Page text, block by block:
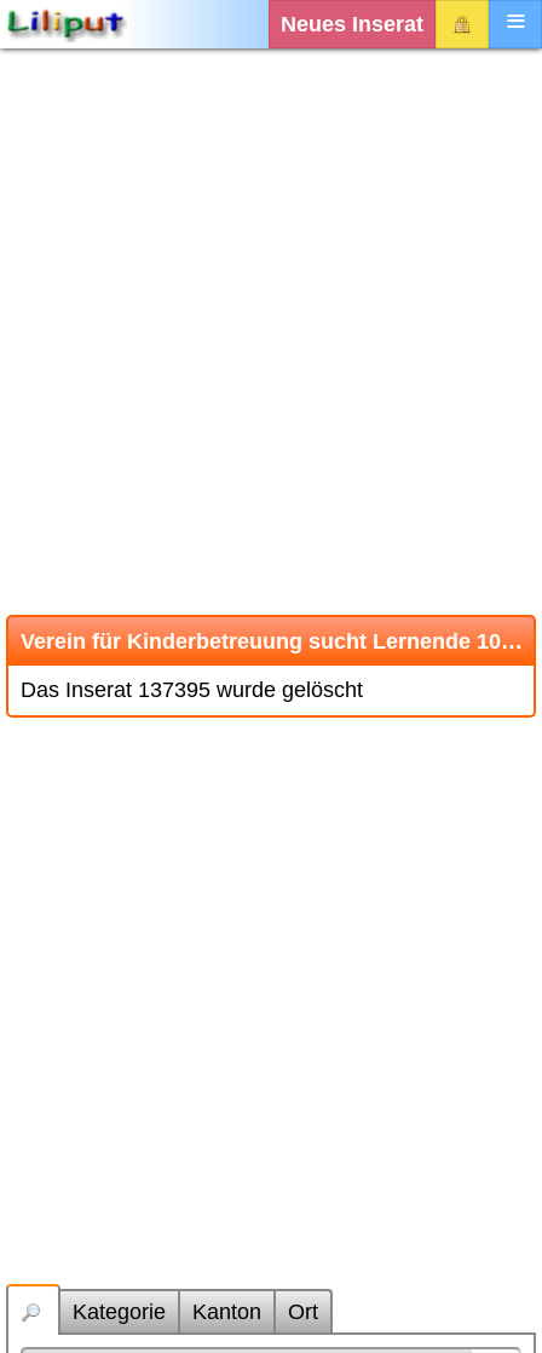
Neues Inserat
Verein für Kinderbetreuung sucht Lernende 100% ab August
Das Inserat 137395 wurde gelöscht
Kategorie Kanton Ort